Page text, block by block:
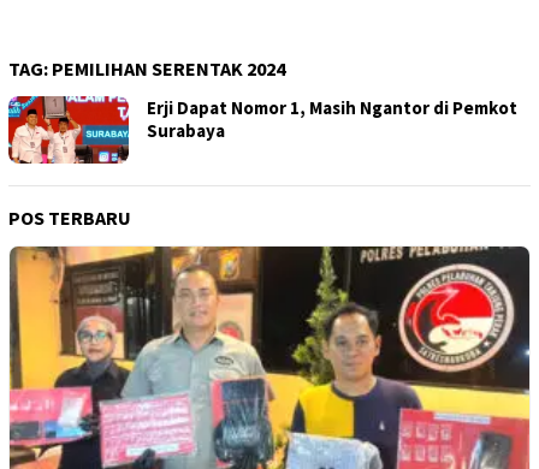
TAG: PEMILIHAN SERENTAK 2024
Erji Dapat Nomor 1, Masih Ngantor di Pemkot
Surabaya
POS TERBARU